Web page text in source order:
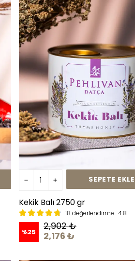
SEPETE EKLE
Kekik Balı 2750 gr
18 değerlendirme 4.8
%25
2,902 ₺
2,176 ₺